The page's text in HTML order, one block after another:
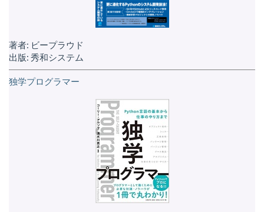
著者: ビープラウド
出版: 秀和システム
独学プログラマー